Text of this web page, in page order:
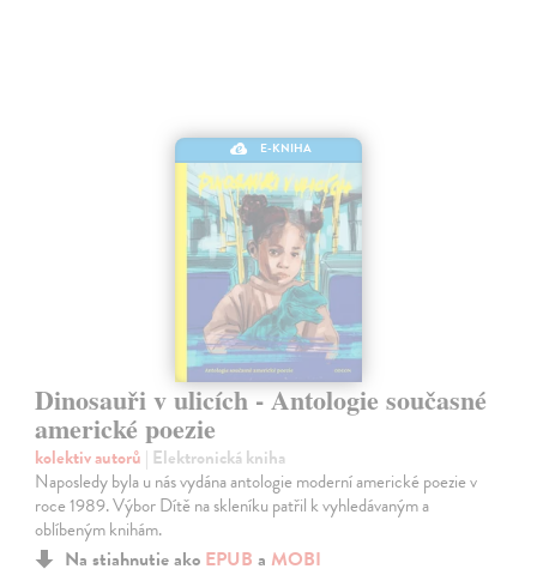
E-KNIHA
Dinosauři v ulicích - Antologie současné
americké poezie
kolektiv autorů | Elektronická kniha
Naposledy byla u nás vydána antologie moderní americké poezie v
roce 1989. Výbor Dítě na skleníku patřil k vyhledávaným a
oblíbeným knihám.
Na stiahnutie ako EPUB a MOBI